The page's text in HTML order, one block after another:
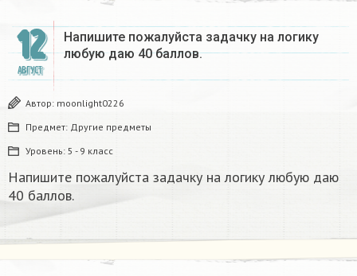
12
АВГУСТ
Напишите пожалуйста задачку на логику
любую даю 40 баллов.
Автор: moonlight0226
Предмет: Другие предметы
Уровень: 5 - 9 класс
Напишите пожалуйста задачку на логику любую даю
40 баллов.